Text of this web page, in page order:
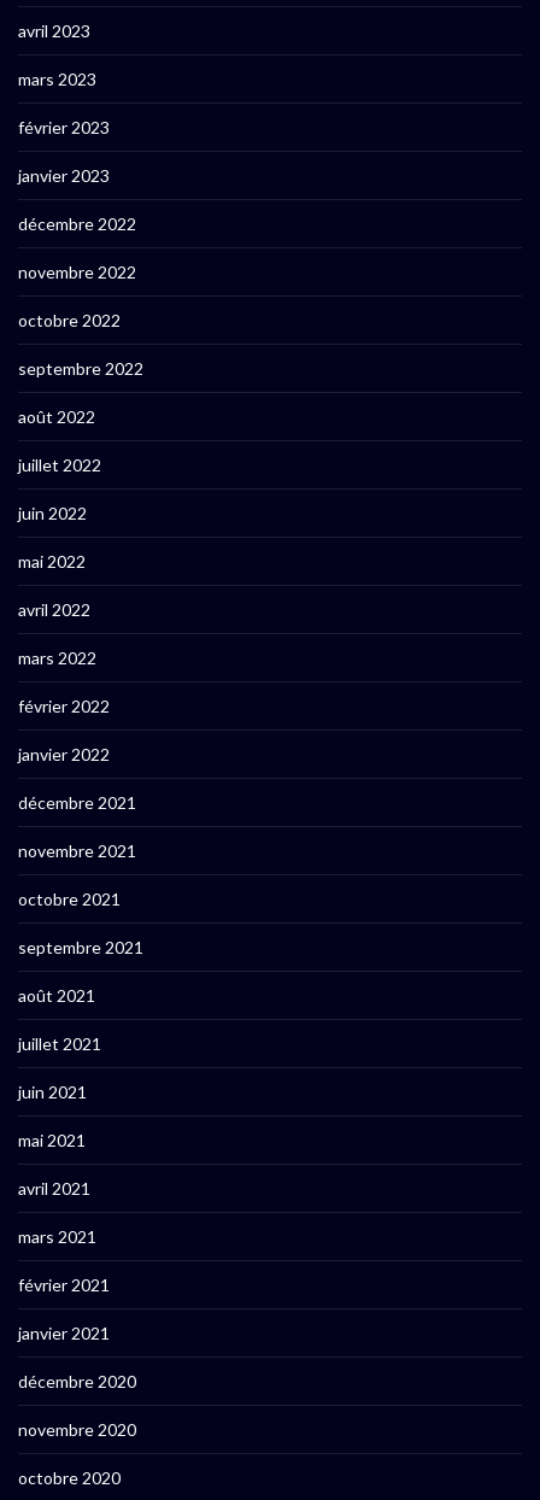
avril 2023
mars 2023
février 2023
janvier 2023
décembre 2022
novembre 2022
octobre 2022
septembre 2022
août 2022
juillet 2022
juin 2022
mai 2022
avril 2022
mars 2022
février 2022
janvier 2022
décembre 2021
novembre 2021
octobre 2021
septembre 2021
août 2021
juillet 2021
juin 2021
mai 2021
avril 2021
mars 2021
février 2021
janvier 2021
décembre 2020
novembre 2020
octobre 2020